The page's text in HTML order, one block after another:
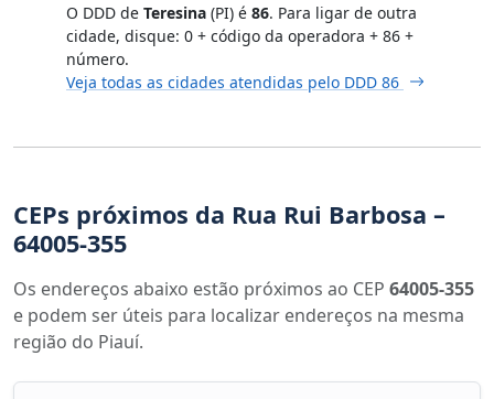
O DDD de Teresina (PI) é 86. Para ligar de outra
cidade, disque: 0 + código da operadora + 86 +
número.
Veja todas as cidades atendidas pelo DDD 86
CEPs próximos da Rua Rui Barbosa –
64005-355
Os endereços abaixo estão próximos ao CEP 64005-355
e podem ser úteis para localizar endereços na mesma
região do Piauí.